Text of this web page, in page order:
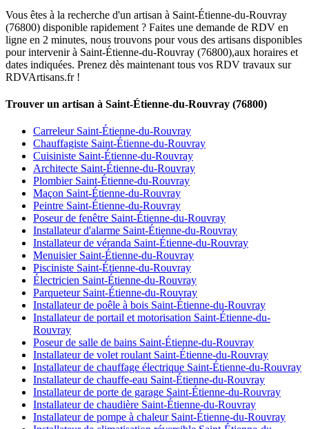
Vous êtes à la recherche d'un artisan à Saint-Étienne-du-Rouvray
(76800) disponible rapidement ? Faites une demande de RDV en
ligne en 2 minutes, nous trouvons pour vous des artisans disponibles
pour intervenir à Saint-Étienne-du-Rouvray (76800),aux horaires et
dates indiquées. Prenez dès maintenant tous vos RDV travaux sur
RDVArtisans.fr !
Trouver un artisan à Saint-Étienne-du-Rouvray (76800)
Carreleur Saint-Étienne-du-Rouvray
Chauffagiste Saint-Étienne-du-Rouvray
Cuisiniste Saint-Étienne-du-Rouvray
Architecte Saint-Étienne-du-Rouvray
Plombier Saint-Étienne-du-Rouvray
Maçon Saint-Étienne-du-Rouvray
Peintre Saint-Étienne-du-Rouvray
Poseur de fenêtre Saint-Étienne-du-Rouvray
Installateur d'alarme Saint-Étienne-du-Rouvray
Installateur de véranda Saint-Étienne-du-Rouvray
Menuisier Saint-Étienne-du-Rouvray
Pisciniste Saint-Étienne-du-Rouvray
Électricien Saint-Étienne-du-Rouvray
Parqueteur Saint-Étienne-du-Rouvray
Installateur de poêle à bois Saint-Étienne-du-Rouvray
Installateur de portail et motorisation Saint-Étienne-du-
Rouvray
Poseur de salle de bains Saint-Étienne-du-Rouvray
Installateur de volet roulant Saint-Étienne-du-Rouvray
Installateur de chauffage électrique Saint-Étienne-du-Rouvray
Installateur de chauffe-eau Saint-Étienne-du-Rouvray
Installateur de porte de garage Saint-Étienne-du-Rouvray
Installateur de chaudière Saint-Étienne-du-Rouvray
Installateur de pompe à chaleur Saint-Étienne-du-Rouvray